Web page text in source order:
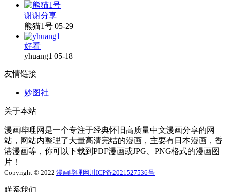
谢谢分享
熊猫1号 05-29
好看
yhuang1 05-18
友情链接
妙图社
关于本站
漫画哔哩网是一个专注于经典怀旧高质量中文漫画分享的网
站，网站内整理了大量高清完结的漫画，主要有日本漫画，香
港漫画等，你可以下载到PDF漫画或JPG、PNG格式的漫画图
片！
Copyright © 2022 漫画哔哩网 川ICP备2021527536号
联系我们